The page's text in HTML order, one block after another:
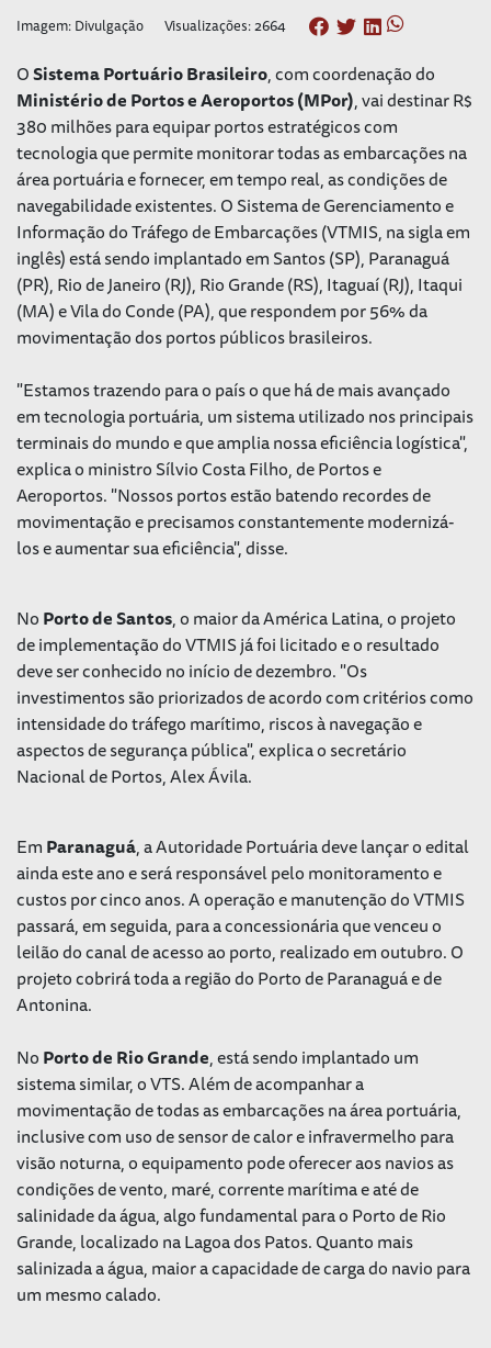
Imagem: Divulgação Visualizações: 2664
OSistema Portuário Brasileiro, com coordenação do
Ministério de Portos e Aeroportos (MPor), vai destinar R$
380 milhões para equipar portos estratégicos com
tecnologia que permite monitorar todas as embarcações na
área portuária e fornecer, em tempo real, as condições de
navegabilidade existentes. O Sistema de Gerenciamento e
Informação do Tráfego de Embarcações (VTMIS, na sigla em
inglês) está sendo implantado em Santos (SP), Paranaguá
(PR), Rio de Janeiro (RJ), Rio Grande (RS), Itaguaí (RJ), Itaqui
(MA) e Vila do Conde (PA), que respondem por 56% da
movimentação dos portos públicos brasileiros.
"Estamos trazendo para o país o que há de mais avançado
em tecnologia portuária, um sistema utilizado nos principais
terminais do mundo e que amplia nossa eficiência logística",
explica o ministro Sílvio Costa Filho, de Portos e
Aeroportos. "Nossos portos estão batendo recordes de
movimentação e precisamos constantemente modernizá-
los e aumentar sua eficiência", disse.
NoPorto de Santos, o maior da América Latina, o projeto
de implementação do VTMIS já foi licitado e o resultado
deve ser conhecido no início de dezembro. "Os
investimentos são priorizados de acordo com critérios como
intensidade do tráfego marítimo, riscos à navegação e
aspectos de segurança pública", explica o secretário
Nacional de Portos, Alex Ávila.
EmParanaguá, a Autoridade Portuária deve lançar o edital
ainda este ano e será responsável pelo monitoramento e
custos por cinco anos. A operação e manutenção do VTMIS
passará, em seguida, para a concessionária que venceu o
leilão do canal de acesso ao porto, realizado em outubro. O
projeto cobrirá toda a região do Porto de Paranaguá e de
Antonina.
NoPorto de Rio Grande, está sendo implantado um
sistema similar, o VTS. Além de acompanhar a
movimentação de todas as embarcações na área portuária,
inclusive com uso de sensor de calor e infravermelho para
visão noturna, o equipamento pode oferecer aos navios as
condições de vento, maré, corrente marítima e até de
salinidade da água, algo fundamental para o Porto de Rio
Grande, localizado na Lagoa dos Patos. Quanto mais
salinizada a água, maior a capacidade de carga do navio para
um mesmo calado.